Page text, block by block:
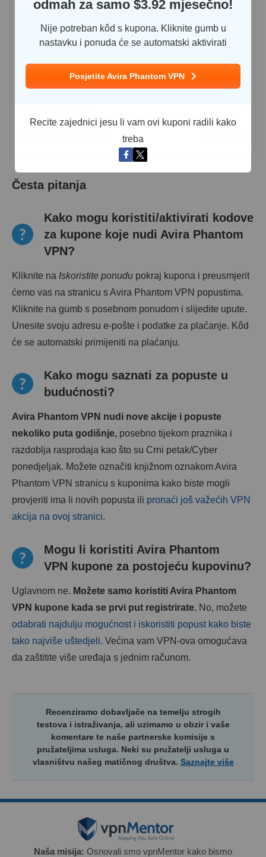
5.9
Naša ocjena
Najbolja cijena
Česta pitanja
Kako mogu koristiti/aktivirati kodove
za kupone koje nudi Avira Phantom
VPN?
Kliknite na Iskoristite ponudu pokraj kupona i preusmjerit
ćemo vas na stranicu s Avira Phantom VPN popustima.
Kliknite na gumb s posebnom ponudom i slijedite upute.
Unesite svoju adresu e-pošte i podatke za plaćanje. Kôd
će se automatski primijeniti na plaćanju.
Kako mogu saznati za popuste u
budućnosti?
Avira Phantom VPN nudi nove akcije i popuste
nekoliko puta godišnje, posebno tijekom praznika i
razdoblja rasprodaja kao što su Crni petak/Cyber
ponedjeljak. Možete označiti knjižnom oznakom Avira
Phantom VPN stranicu s kuponima kako biste mogli
provjeriti ima li novih popusta ili pronaći još važećih VPN
akcija na ovoj stranici.
Mogu li koristiti Avira Phantom
VPN kupone za postojeću kupovinu?
Uglavnom ne. Možete samo koristiti Avira Phantom
VPN kupone kada se prvi put registrirate. No, možete
odabrati najdulju mogućnost i iskoristiti popust kako biste
tako najviše uštedjeli. Većina vam VPN-ova omogućava
da zaštitite više uređaja s jednim računom.
Recenziramo dobavljače na temelju strogih
testova i istraživanja, ali uzimamo u obzir i vaše
komentare te naše partnerske komisije s
pružateljima usluga. Neki su pružatelji usluga u
vlasništvu našeg matičnog društva. Saznajte više
odmah za samo $3.92 mjesečno!
Nije potreban kôd s kupona. Kliknite gumb u
nastavku i ponuda će se automatski aktivirati
Posjetite Avira Phantom VPN
Recite zajednici jesu li vam ovi kuponi radili kako
treba
Naša misija: Osnovali smo vpnMentor kako bismo